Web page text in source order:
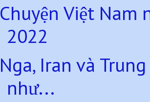
Chuyện Việt Nam
2022
Nga, Iran và
như...